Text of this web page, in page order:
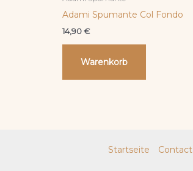
Adami Spumante Col Fondo
14,90 €
Warenkorb
Startseite Contact